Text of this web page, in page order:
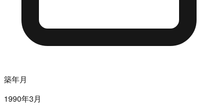
築年月
1990年3月